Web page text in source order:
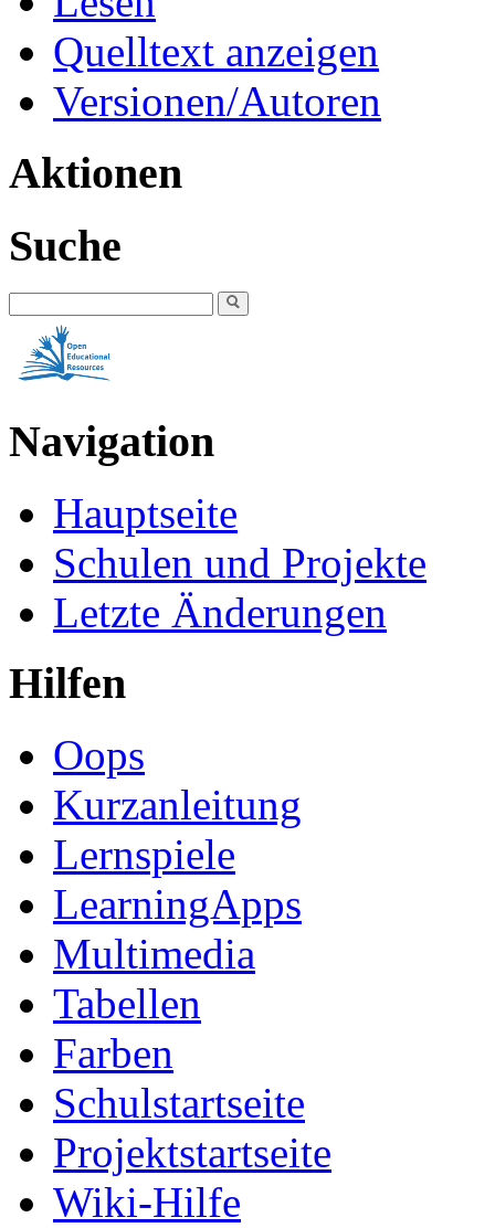
Quelltext anzeigen
Versionen/Autoren
Aktionen
Suche
Navigation
Hauptseite
Schulen und Projekte
Letzte Änderungen
Hilfen
Oops
Kurzanleitung
Lernspiele
LearningApps
Multimedia
Tabellen
Farben
Schulstartseite
Projektstartseite
Wiki-Hilfe